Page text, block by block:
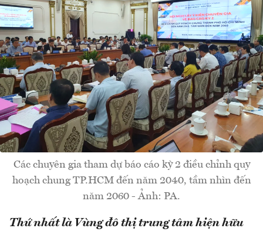
Các chuyên gia tham dự báo cáo kỳ 2 điều chỉnh quy
hoạch chung TP.HCM đến năm 2040, tầm nhìn đến
năm 2060 - Ảnh: PA.
Thứ nhất là Vùng đô thị trung tâm hiện hữu